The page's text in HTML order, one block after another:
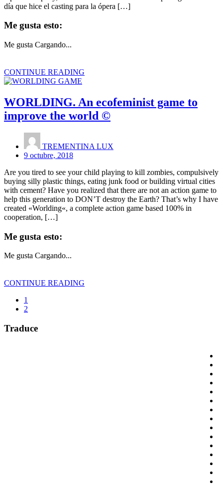
día que hice el casting para la ópera […]
Me gusta esto:
Me gusta Cargando...
CONTINUE READING
WORLDING. An ecofeminist game to
improve the world ©
TREMENTINA LUX
9 octubre, 2018
Are you tired to see your child playing to kill zombies, compulsively
buying silly plastic things, eating junk food or building virtual cities
with cement? Have you realized that there are not an action game to
help this generation to DON’T destroy the Earth? That’s why I have
created «Worlding«, a complete action game based 100% in
cooperation, […]
Me gusta esto:
Me gusta Cargando...
CONTINUE READING
1
2
Traduce